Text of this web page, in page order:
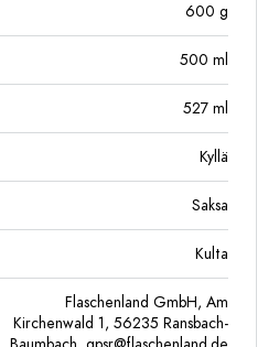
600 g
500 ml
527 ml
Kyllä
Saksa
Kulta
Flaschenland GmbH, Am
Kirchenwald 1, 56235 Ransbach-